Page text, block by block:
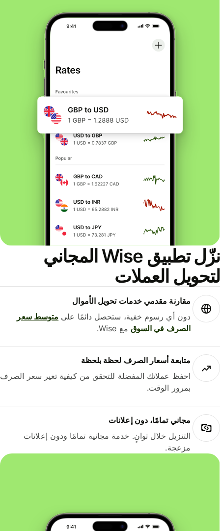
نزّل تطبيق Wise المجاني
العملات
مقارنة مقدمي خدمات تحويل الأموال
دون أي رسوم خفية، ستحصل دائمًا علىمتوسط ​​سعر
الصرف في السوقمع Wise.
متابعة أسعار الصرف لحظة بلحظة
احفظ عملاتك المفضلة للتحقق من كيفية تغير سعر الصرف
بمرور الوقت.
مجاني تمامًا، دون إعلانات
التنزيل خلال ثوانٍ. خدمة مجانية تمامًا ودون إعلانات
مزعجة.